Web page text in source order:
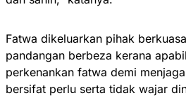
Fatwa dikeluarkan pihak
pandangan berbeza kerana
perkenankan fatwa demi
bersifat perlu serta tidak wajar